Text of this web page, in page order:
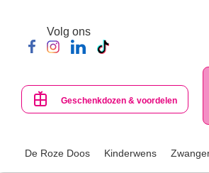
content
Volg ons
Geschenkdozen & voordelen
De Roze Doos Kinderwens